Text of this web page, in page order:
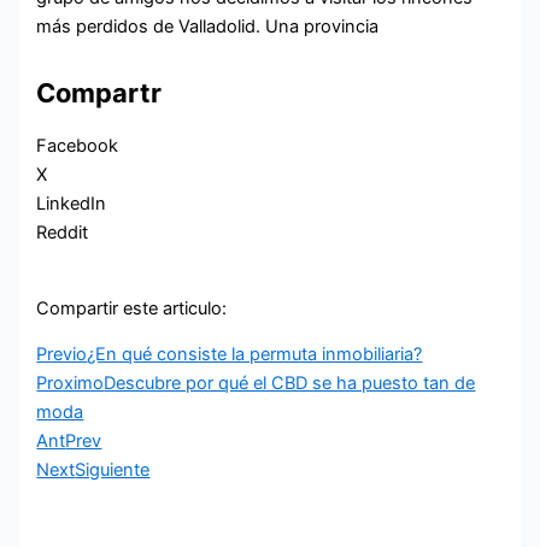
más perdidos de Valladolid. Una provincia
Compartr
Facebook
X
LinkedIn
Reddit
Compartir este articulo:
Previo¿En qué consiste la permuta inmobiliaria?
ProximoDescubre por qué el CBD se ha puesto tan de
moda
AntPrev
NextSiguiente